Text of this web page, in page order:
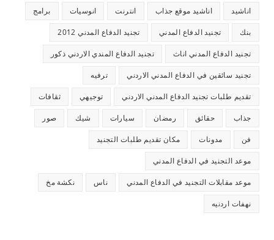
اناشيد اناشيد موقع جذاب انترنت انوسيات برامج
بنك تجنيد الدفاع المدني تجنيد الدفاع المدني 2012
تجنيد الدفاع المدني اناث تجنيد الدفاع المندي الاردني ذكور
تجنيد سائقين في الدفاع المدني الاردني ترفيه
تقديم طلبات تجنيد الدفاع المدني الاردني توجيهي ثقافات
جذاب حقائق رمضان سيارات شيك صور
فن مدونات مكان تقديم طلبات التجنيد
موعد التجنيد في الدفاع المدني
موعد مقابلات التجنيد في الدفاع المدني ناس نكشة مخ
نهفات اردنيه